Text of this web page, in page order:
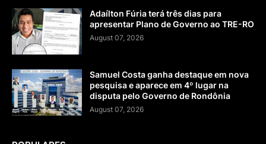
Adaílton Fúria terá três dias para
apresentar Plano de Governo ao TRE-RO
August 07, 2026
Samuel Costa ganha destaque em nova
pesquisa e aparece em 4º lugar na
disputa pelo Governo de Rondônia
August 07, 2026